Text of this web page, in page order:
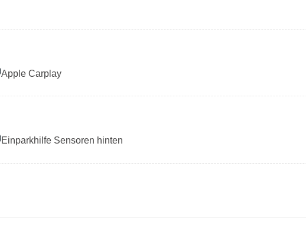
Apple Carplay
Einparkhilfe Sensoren hinten